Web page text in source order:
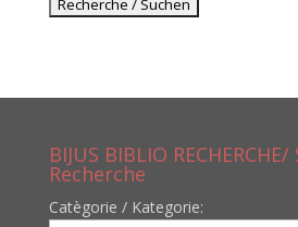
BIJUS BIBLIO RECHERCHE/
Recherche
Catègorie / Kategorie: